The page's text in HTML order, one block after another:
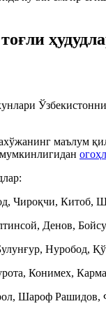
маълум
Чироқчи, Китоб,
Денов,
Нуробод,
Конимех,
Шароф